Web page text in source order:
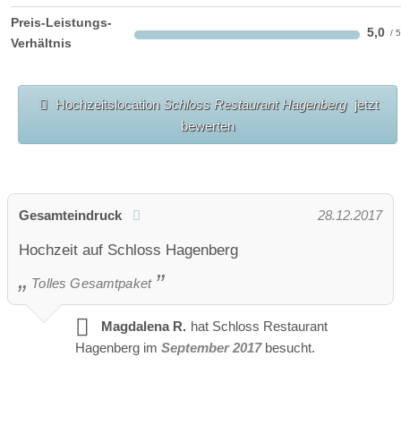
Preis-Leistungs-
Verhältnis
5,0
HochzeitslocationSchloss Restaurant Hagenberg
jetzt
bewerten
Gesamteindruck 28.12.2017
Hochzeit auf Schloss Hagenberg
Tolles Gesamtpaket
Magdalena R. hat Schloss Restaurant
Hagenberg im September 2017 besucht.